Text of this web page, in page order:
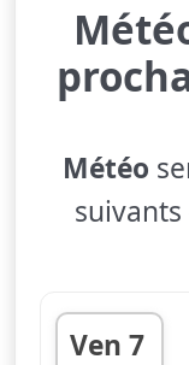
Météo
Ven 7